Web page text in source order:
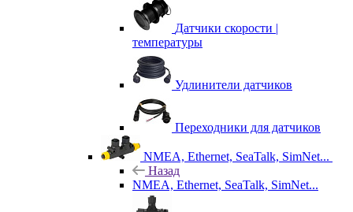
Датчики скорости |
температуры
Удлинители датчиков
Переходники для датчиков
NMEA, Ethernet, SeaTalk, SimNet...
Назад
NMEA, Ethernet, SeaTalk, SimNet...